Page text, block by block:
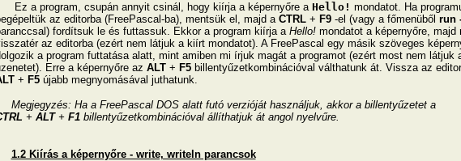
Ez a program, csupán annyit csinál, hogy kiírja a képernyőre a Hello! mondatot. Ha
az editorba (FreePascal-ba), mentsük el, majd a CTRL + F9-el (vagy a főmenüből run
fordítsuk le és futtassuk. Ekkor a program kiírja a Hello!mondatot a képernyőre, majd
az editorba (ezért nem látjuk a kiírt mondatot). A FreePascal egy másik szöveges
a program futtatása alatt, mint amiben mi írjuk magát a programot (ezért most nem látjuk
Erre a képernyőre az ALT + F5billentyűzetkombinációval válthatunk át. Vissza az
+ F5újabb megnyomásával juthatunk.
Megjegyzés: Ha a FreePascal DOS alatt futó verzióját használjuk, akkor a billentyűzetet a
+ ALT+ F1billentyűzetkombinációval állíthatjuk át angol nyelvűre.
1.2 Kiírás a képernyőre - write, writeln parancsok